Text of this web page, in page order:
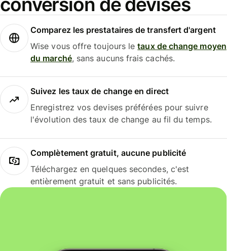
Comparez les prestataires de transfert d'argent
Wise vous offre toujours letaux de change moyen
du marché, sans aucuns frais cachés.
Suivez les taux de change en direct
Enregistrez vos devises préférées pour suivre
l'évolution des taux de change au fil du temps.
Complètement gratuit, aucune publicité
Téléchargez en quelques secondes, c'est
entièrement gratuit et sans publicités.